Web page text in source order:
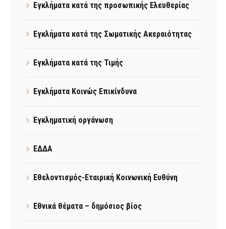
Εγκλήματα κατά της προσωπικής Ελευθερίας
Εγκλήματα κατά της Σωματικής Ακεραιότητας
Εγκλήματα κατά της Τιμής
Εγκλήματα Κοινώς Επικίνδυνα
Εγκληματική οργάνωση
ΕΔΔΑ
Εθελοντισμός-Εταιρική Κοινωνική Ευθύνη
Εθνικά θέματα – δημόσιος βίος